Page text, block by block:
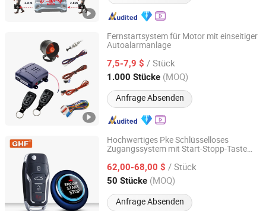
Fernstartsystem für Motor mit einseitiger
Autoalarmanlage
7,5-7,9 $ / Stück
1.000 Stücke (MOQ)
Anfrage Absenden
Shanghai Anma Industry Co., Ltd.
Shanghai, China Seit 2019
Hochwertiges Pke Schlüsselloses
Zugangssystem mit Start-Stopp-Taste
und Alarmanlage
62,00-68,00 $ / Stück
50 Stücke (MOQ)
Anfrage Absenden
Zhongshan Xinyu Technology Co., Ltd
Guangdong, China Seit 2023